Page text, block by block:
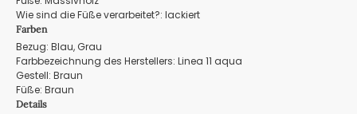
Wie sind die Füße verarbeitet?: lackiert
Farben
Bezug: Blau, Grau
Farbbezeichnung des Herstellers: Linea 11 aqua
Gestell: Braun
Füße: Braun
Details